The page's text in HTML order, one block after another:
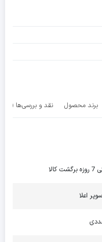
برند محصول نقد و بررسی‌ها (0)
کالا
اعلا